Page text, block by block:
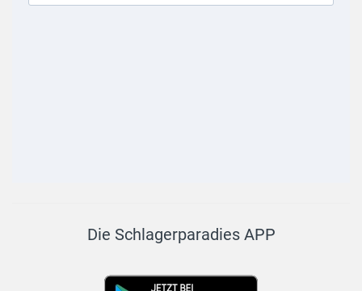
Die Schlagerparadies APP